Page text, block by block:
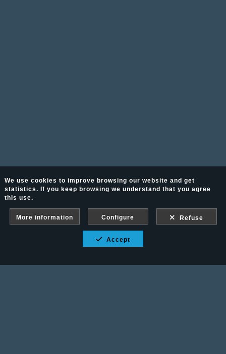
We use cookies to improve browsing our website and get
statistics. If you keep browsing we understand that you agree
this use.
More information Configure Refuse
Accept